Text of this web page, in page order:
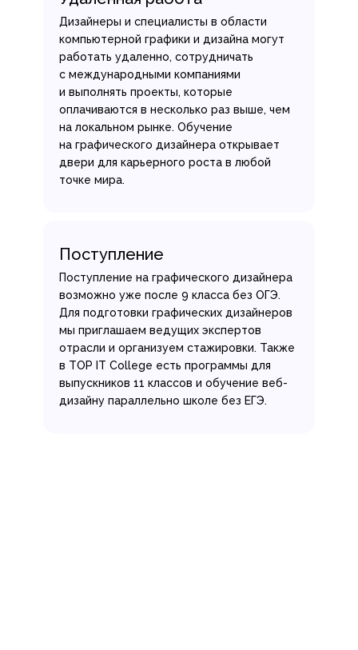
Дизайнеры и специалисты в области
компьютерной графики и дизайна могут
работать удаленно, сотрудничать
с международными компаниями
и выполнять проекты, которые
оплачиваются в несколько раз выше, чем
на локальном рынке. Обучение
на графического дизайнера открывает
двери для карьерного роста в любой
точке мира.
Поступление
Поступление на графического дизайнера
возможно уже после 9 класса без ОГЭ.
Для подготовки графических дизайнеров
мы приглашаем ведущих экспертов
отрасли и организуем стажировки. Также
в TOP IT College есть программы для
выпускников 11 классов и обучение веб-
дизайну параллельно школе без ЕГЭ.